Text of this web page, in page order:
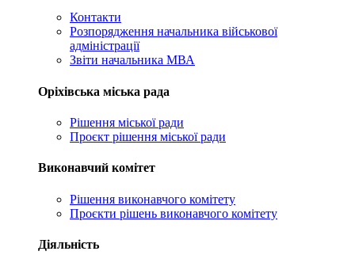
Контакти
Розпорядження начальника військової
адміністрації
Звіти начальника МВА
Оріхівська міська рада
Рішення міської ради
Проєкт рішення міської ради
Виконавчий комітет
Рішення виконавчого комітету
Проєкти рішень виконавчого комітету
Діяльність